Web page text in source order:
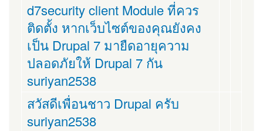
d7security client Module ที่ควร
ติดตั้ง หากเว็บไซต์ของคุณยังคง
เป็น Drupal 7 มายืดอายุความ
ปลอดภัยให้ Drupal 7 กัน
suriyan2538
สวัสดีเพื่อนชาว Drupal ครับ
suriyan2538